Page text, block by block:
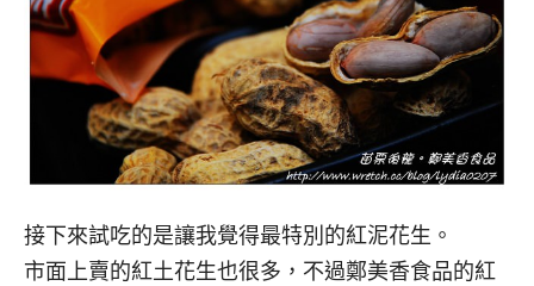
接下來試吃的是讓我覺得最特別的紅泥花生。
市面上賣的紅土花生也很多，不過鄭美香食品的紅